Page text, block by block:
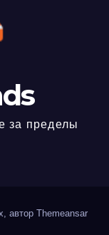
за пределы
автор Themeansar